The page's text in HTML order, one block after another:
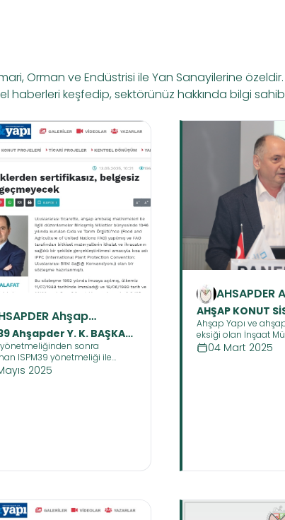
Orman ve Endüstrisi ile Yan Sanayilerine
haberleri keşfedip, sektörünüz hakkında bilgi
Ahşap
ve
Derneği
Ahşapder Y. K. BAŞKANI
Kalafat Mayıs makalesi
yönetmeliğinden sonra
ISPM39 yönetmeliği ile
adım ileri götürülerek, tüm
ürünlerin kontrolü
2025
AHSAPDER
AHŞAP KONUT
YETKİ KİMDE !!
Ahşap Yapı ve
eksiği olan İnşaat
yoksa tüm eğitimi, işi
04 Mart 2025